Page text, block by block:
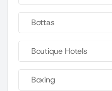
Bottas
Boutique Hotels
Boxing